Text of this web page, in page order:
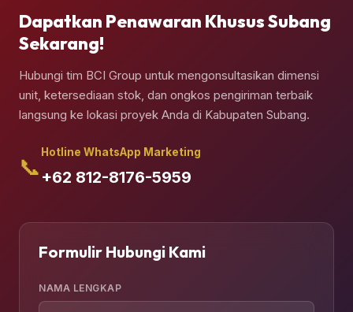
Dapatkan Penawaran Khusus Subang
Sekarang!
Hubungi tim BCI Group untuk mengonsultasikan dimensi
unit, ketersediaan stok, dan ongkos pengiriman terbaik
langsung ke lokasi proyek Anda di Kabupaten Subang.
📞
Hotline WhatsApp Marketing
+62 812-8176-5959
Formulir Hubungi Kami
NAMA LENGKAP